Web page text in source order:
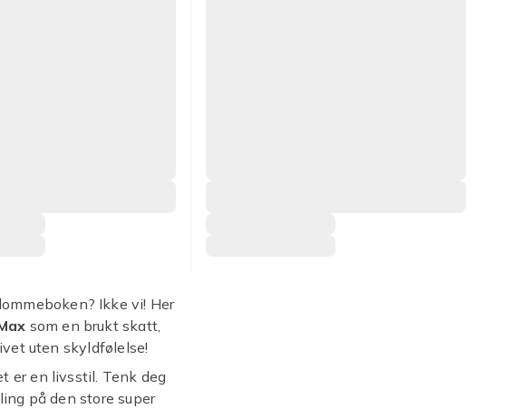
Ikke vi! Her
som en brukt skatt,
uten skyldfølelse!
er en livsstil. Tenk deg
på den store super